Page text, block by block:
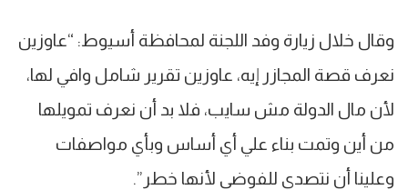
وقال خلال زيارة وفد اللجنة لمحافظة أسيوط: “عاوزين
نعرف قصة المجازر إيه، عاوزين تقرير شامل وافي لها،
لأن مال الدولة مش سايب، فلا بد أن نعرف تمويلها
من أين وتمت بناء علي أي أساس وبأي مواصفات
وعلينا أن نتصدي للفوضى لأنها خطر”.